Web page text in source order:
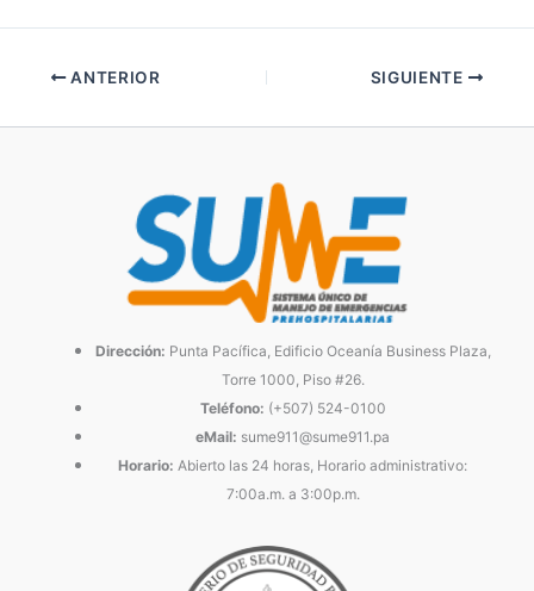
ANTERIOR SIGUIENTE
Dirección: Punta Pacífica, Edificio Oceanía Business Plaza,
Torre 1000, Piso #26.
Teléfono: (+507) 524-0100
eMail: sume911@sume911.pa
Horario: Abierto las 24 horas, Horario administrativo:
7:00a.m. a 3:00p.m.